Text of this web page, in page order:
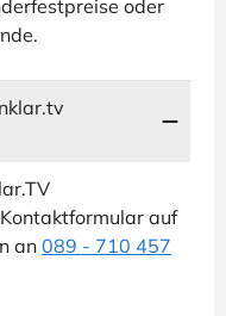
oder
auf
an 089 - 710 457